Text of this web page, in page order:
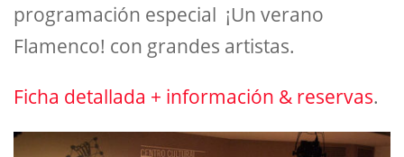
programación especial ¡Un verano
Flamenco! con grandes artistas.
Ficha detallada + información & reservas.